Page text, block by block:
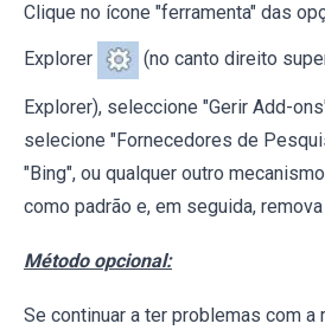
Clique no ícone "ferramenta" das
Explorer (no canto direito
Explorer), seleccione "Gerir Add-
selecione "Fornecedores de
"Bing", ou qualquer outro
como padrão e, em seguida,
Método opcional:
Se continuar a ter problemas com a